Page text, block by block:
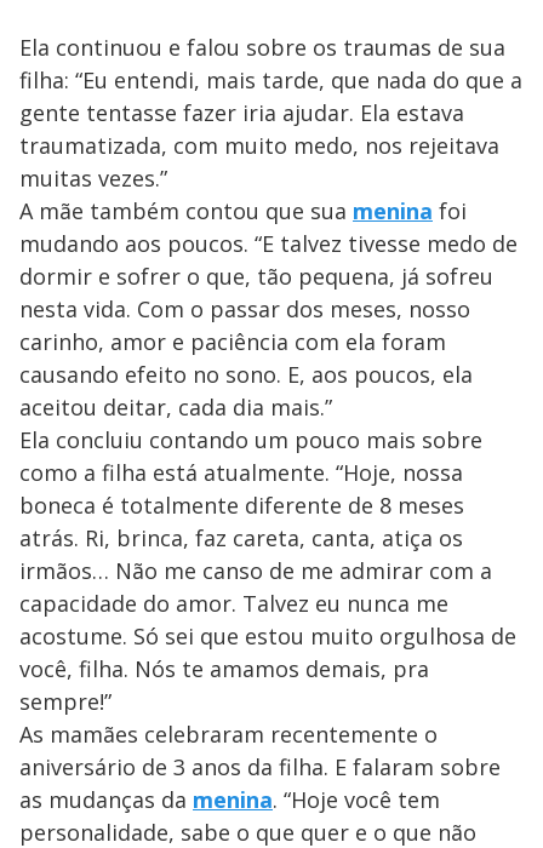
Ela continuou e falou sobre os traumas de sua
filha: “Eu entendi, mais tarde, que nada do que a
gente tentasse fazer iria ajudar. Ela estava
traumatizada, com muito medo, nos rejeitava
muitas vezes.”
A mãe também contou que sua menina foi
mudando aos poucos. “E talvez tivesse medo de
dormir e sofrer o que, tão pequena, já sofreu
nesta vida. Com o passar dos meses, nosso
carinho, amor e paciência com ela foram
causando efeito no sono. E, aos poucos, ela
aceitou deitar, cada dia mais.”
Ela concluiu contando um pouco mais sobre
como a filha está atualmente. “Hoje, nossa
boneca é totalmente diferente de 8 meses
atrás. Ri, brinca, faz careta, canta, atiça os
irmãos… Não me canso de me admirar com a
capacidade do amor. Talvez eu nunca me
acostume. Só sei que estou muito orgulhosa de
você, filha. Nós te amamos demais, pra
sempre!”
As mamães celebraram recentemente o
aniversário de 3 anos da filha. E falaram sobre
as mudanças da menina. “Hoje você tem
personalidade, sabe o que quer e o que não